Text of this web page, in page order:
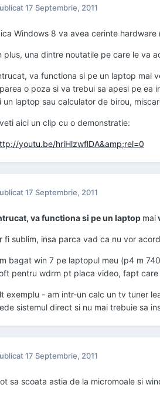
17 Septembrie, 2011
Windows 8 va avea cerinte hardware
plus, una dintre noutatile pe care le va
va functiona si pe un laptop mai
o poza si va trebui sa apesi pe ea
un laptop sau calculator de birou,
aici un clip cu o demonstratie:
youtu.be/hriHlzwflDA&amp;rel=0
17 Septembrie, 2011
va functiona si pe un laptop mai
fi sublim, insa parca vad ca nu vor
bagat win 7 pe laptopul meu (p4 m
pentru wdrm pt placa video, fapt care
exemplu - am intr-un calc un tv tuner
sistemul direct si nu mai trebuie sa
17 Septembrie, 2011
sa scoata astia de la micromoale si